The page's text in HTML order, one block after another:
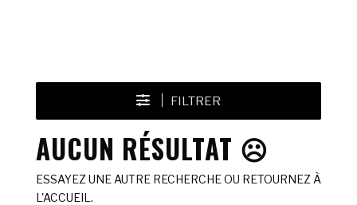
FILTRER
AUCUN RÉSULTAT ☹️
ESSAYEZ UNE AUTRE RECHERCHE OU RETOURNEZ À
L'ACCUEIL.